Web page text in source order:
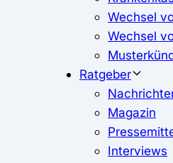
Wechsel
Wechsel
Ratgeber
Magazin
Interviews